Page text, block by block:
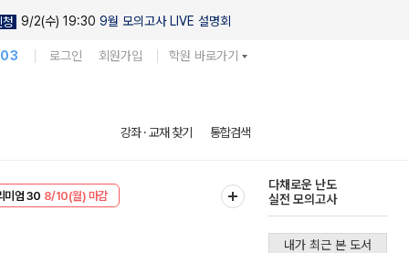
9/2(수) 19:30 9월 모의고사 LIVE 설명회
로그인 회원가입 학원 바로가기
강좌 · 교재 찾기 통합검색
미엄 30 8/10(월) 마감
다채로운 난도
실전 모의고사
내가 최근 본 도서